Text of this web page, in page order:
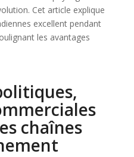
Cet article explique
excellent pendant
les avantages
chaînes